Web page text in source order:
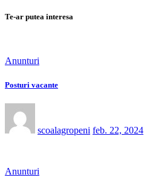
Te-ar putea interesa
Anunturi
Posturi vacante
scoalagropeni feb. 22, 2024
Anunturi